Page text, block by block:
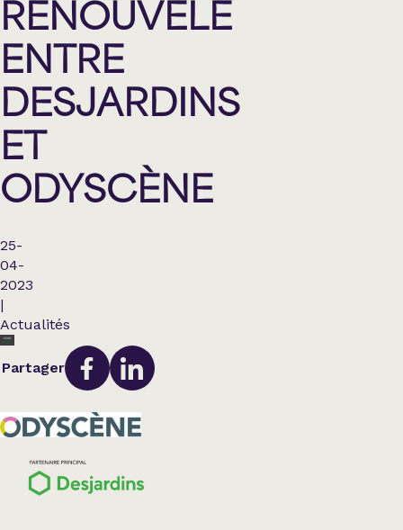
RENOUVELÉ
ENTRE
DESJARDINS
ET
ODYSCÈNE
25-
04-
2023
|
Actualités
Partager